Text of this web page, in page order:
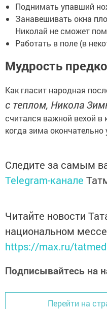
Поднимать упавший
Занавешивать окна
Николай не сможет
Работать в поле (в
Мудрость
Как гласит народная
с теплом, Никола
считался важной вехой в
когда зима окончательно
Следите за самым
Telegram-канале
Читайте новости
национальном
https://max.ru/
Подписывайтесь на
Перейти на